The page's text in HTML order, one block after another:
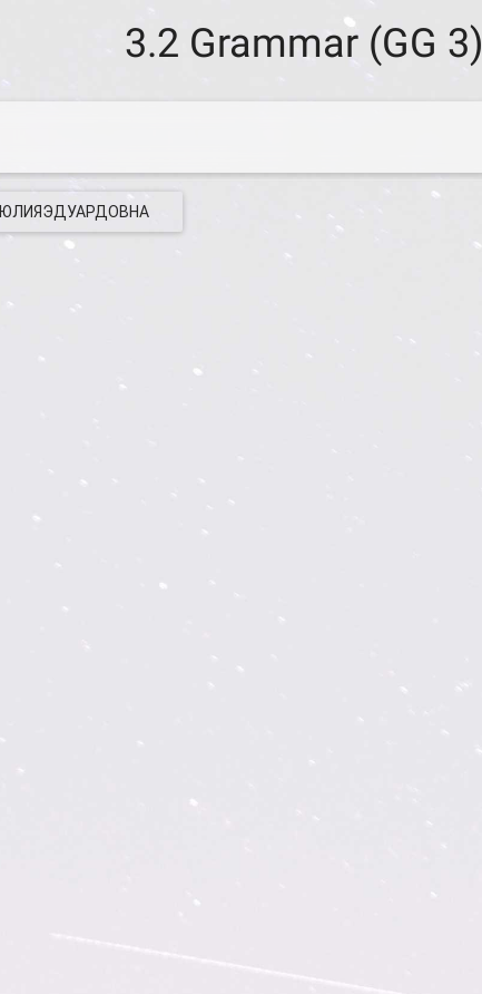
3.2 Grammar (GG 3)
ЮЛИЯЭДУАРДОВНА